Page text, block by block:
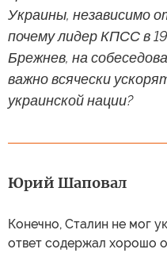
Украины, независимо
почему лидер КПСС в
Брежнев, на
важно всячески
украинской нации?
Юрий Шаповал
Конечно, Сталин не мог
ответ содержал хорошо